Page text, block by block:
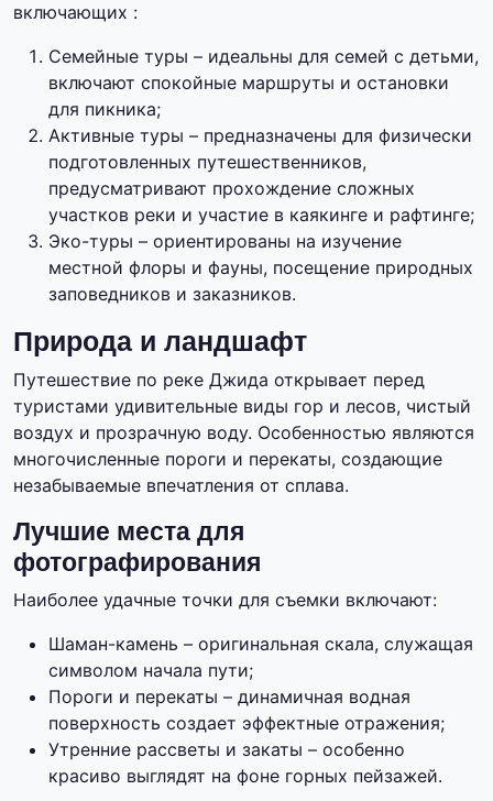
включающих :
Семейные туры – идеальны для семей с детьми,
включают спокойные маршруты и остановки
для пикника;
Активные туры – предназначены для физически
подготовленных путешественников,
предусматривают прохождение сложных
участков реки и участие в каякинге и рафтинге;
Эко-туры – ориентированы на изучение
местной флоры и фауны, посещение природных
заповедников и заказников.
Природа и ландшафт
Путешествие по реке Джида открывает перед
туристами удивительные виды гор и лесов, чистый
воздух и прозрачную воду. Особенностью являются
многочисленные пороги и перекаты, создающие
незабываемые впечатления от сплава.
Лучшие места для
фотографирования
Наиболее удачные точки для съемки включают:
Шаман-камень – оригинальная скала, служащая
символом начала пути;
Пороги и перекаты – динамичная водная
поверхность создает эффектные отражения;
Утренние рассветы и закаты – особенно
красиво выглядят на фоне горных пейзажей.